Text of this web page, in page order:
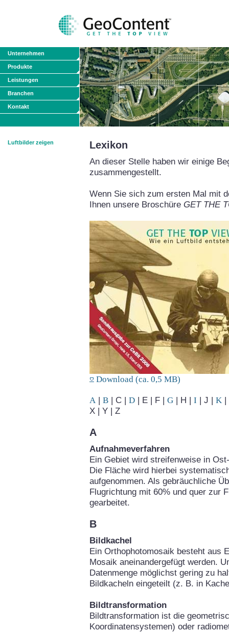
Unternehmen
Produkte
Leistungen
Branchen
Kontakt
Luftbilder zeigen Lexikon
An dieser Stelle haben wir einige
zusammengestellt.
Wenn Sie sich zum ersten Mal mit
Ihnen unsere Broschüre GET THE
Download (ca. 0,5 MB)
A | B | C | D | E | F | G | H | I | J | K |
X | Y | Z
A
Aufnahmeverfahren
Ein Gebiet wird streifenweise in
Die Fläche wird hierbei
aufgenommen. Als gebräuchliche
Flugrichtung mit 60% und quer zur
gearbeitet.
B
Bildkachel
Ein Orthophotomosaik besteht aus
Mosaik aneinandergefügt werden.
Datenmenge möglichst gering zu
Bildkacheln eingeteilt (z. B. in
Bildtransformation
Bildtransformation ist die
Koordinatensystemen) oder